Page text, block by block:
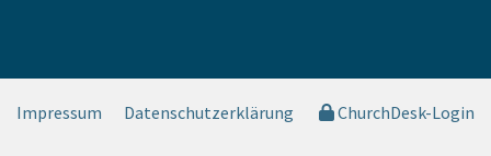
Impressum Datenschutzerklärung ChurchDesk-Login